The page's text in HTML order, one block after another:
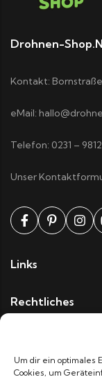
Um dir ein optimales
Cookies, um
Drohnen-
Kontakt:
eMail:
Telefon: 0231 –
Unser
Links
Rechtliches